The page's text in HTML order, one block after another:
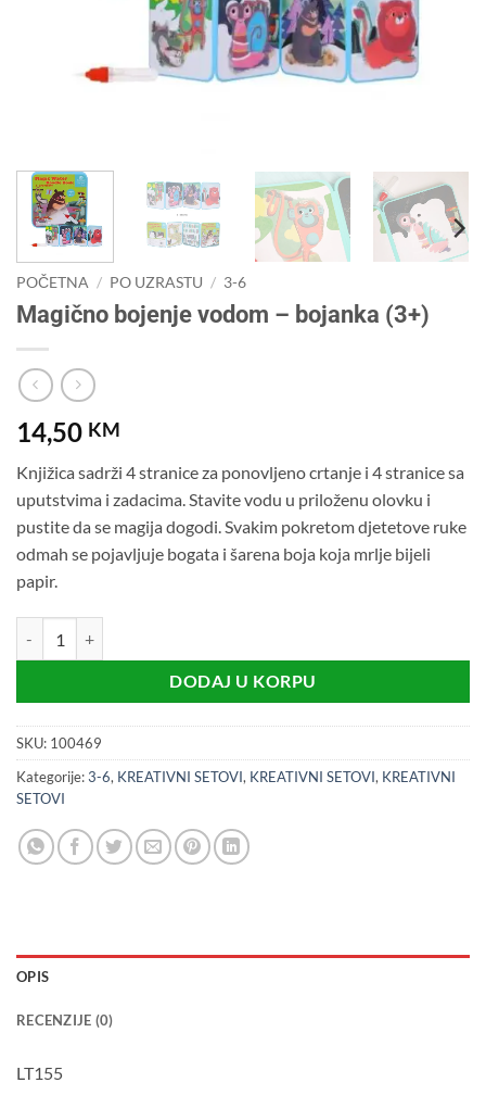
POČETNA / PO UZRASTU / 3-6
Magično bojenje vodom – bojanka (3+)
14,50 KM
Knjižica sadrži 4 stranice za ponovljeno crtanje i 4 stranice sa
uputstvima i zadacima. Stavite vodu u priloženu olovku i
pustite da se magija dogodi. Svakim pokretom djetetove ruke
odmah se pojavljuje bogata i šarena boja koja mrlje bijeli
papir.
DODAJ U KORPU
SKU: 100469
Kategorije:3-6, KREATIVNI SETOVI, KREATIVNI SETOVI, KREATIVNI
SETOVI
OPIS
RECENZIJE (0)
LT155